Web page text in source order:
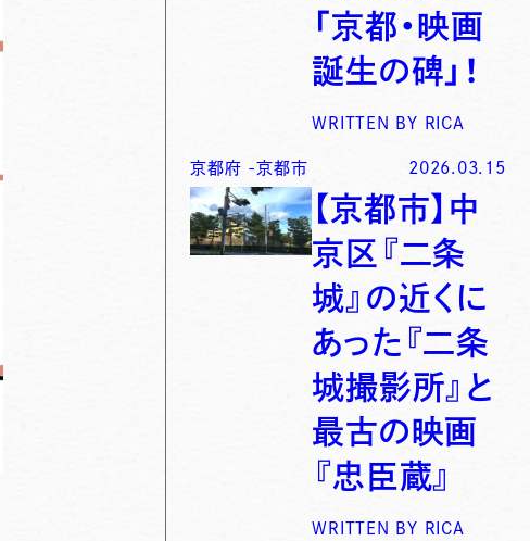
「京都・映画
誕生の碑」！
WRITTEN BY RICA
京都府 -京都市 2026.03.15
【京都市】中
京区『二条
城』の近くに
あった『二条
城撮影所』と
最古の映画
『忠臣蔵』
WRITTEN BY RICA